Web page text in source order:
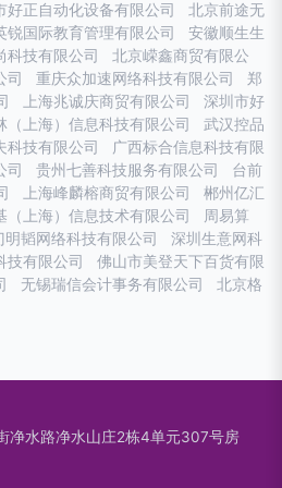
好正自动化设备有限公司
北京前途无
锐国际教育管理有限公司
安徽顺生生
科技有限公司
北京嵘鑫商贸有限公
司 重庆众加速网络科技有限公司
郑
上海兆诚庆商贸有限公司
深圳市好
（上海）信息科技有限公司
武汉控品
科技有限公司
广西标合信息科技有限
司 贵州七善科技服务有限公司
台前
上海峰麟榕商贸有限公司
郴州亿汇
（上海）信息技术有限公司
周易算
明韬网络科技有限公司
深圳生意网科
技有限公司
佛山市美登天下百货有限
无锡瑞信会计事务有限公司
北京格
净水路净水山庄2栋4单元307号房